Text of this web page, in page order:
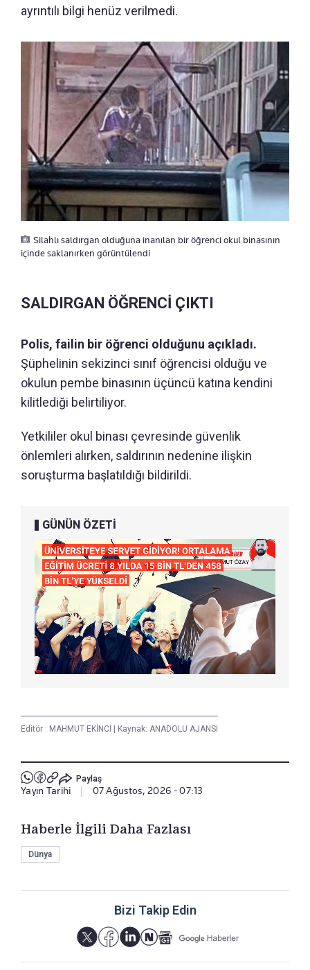
ayrıntılı bilgi henüz verilmedi.
Silahlı saldırgan olduğuna inanılan bir öğrenci okul binasının
içinde saklanırken görüntülendi
SALDIRGAN ÖĞRENCİ ÇIKTI
Polis, failin bir öğrenci olduğunu açıkladı.
Şüphelinin sekizinci sınıf öğrencisi olduğu ve
okulun pembe binasının üçüncü katına kendini
kilitlediği belirtiliyor.
Yetkililer okul binası çevresinde güvenlik
önlemleri alırken, saldırının nedenine ilişkin
soruşturma başlatıldığı bildirildi.
GÜNÜN ÖZETİ
Editör : MAHMUT EKİNCİ Kaynak: ANADOLU AJANSI
Paylaş
Yayın Tarihi 07 Ağustos, 2026 - 07:13
Haberle İlgili Daha Fazlası
Dünya
Bizi Takip Edin